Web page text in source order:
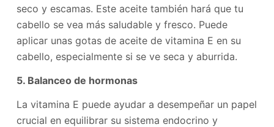
seco y escamas. Este aceite también hará que tu
cabello se vea más saludable y fresco. Puede
aplicar unas gotas de aceite de vitamina E en su
cabello, especialmente si se ve seca y aburrida.
5. Balanceo de hormonas
La vitamina E puede ayudar a desempeñar un papel
crucial en equilibrar su sistema endocrino y